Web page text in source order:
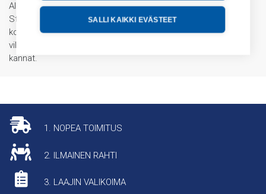
SALLI KAIKKI EVÄSTEET
Allen-Bradley (Rockwell Automation) valotornit Klinkmann
Store verkkokaupasta. Valikoimasta löydät modulaariset,
koottavat valotornit 70 mm halkaisijalla. Valomajakat saat
vilkkuvalla tai jatkuvalla valolla. Saat tilattua myös valotornien
kannat.
1. NOPEA TOIMITUS
2. ILMAINEN RAHTI
3. LAAJIN VALIKOIMA